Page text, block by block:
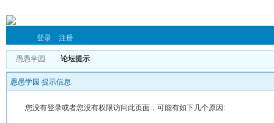
登录 注册
愚愚学园 论坛提示
愚愚学园 提示信息
您没有登录或者您没有权限访问此页面，可能有如下几个原因: